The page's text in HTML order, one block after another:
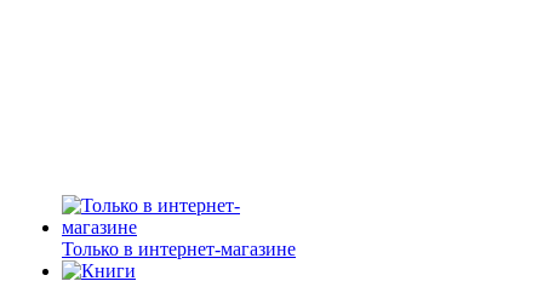
Только в интернет-магазине